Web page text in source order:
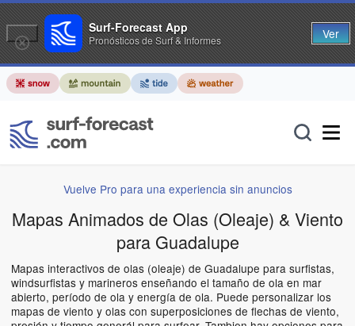
Vuelve Pro para una experiencia sin anuncios
Mapas Animados de Olas (Oleaje) & Viento
para Guadalupe
Mapas interactivos de olas (oleaje) de Guadalupe para surfistas,
windsurfistas y marineros enseñando el tamaño de ola en mar
abierto, período de ola y energía de ola. Puede personalizar los
mapas de viento y olas con superposiciones de flechas de viento,
Surf-Forecast App
Pronósticos de Surf & Informes Ver